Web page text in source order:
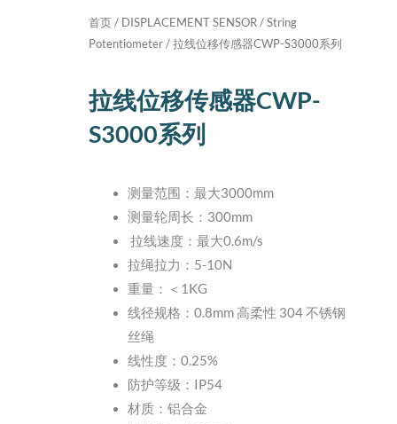
首页/ DISPLACEMENT SENSOR/String
Potentiometer/ 拉线位移传感器CWP-S3000系列
拉线位移传感器CWP-
S3000系列
测量范围：最大3000mm
测量轮周长：300mm
拉线速度：最大0.6m/s
拉绳拉力：5-10N
重量：＜1KG
线径规格：0.8mm 高柔性 304 不锈钢
丝绳
线性度：0.25%
防护等级：IP54
材质：铝合金